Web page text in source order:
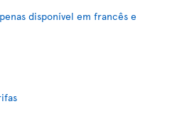
disponível em francês e